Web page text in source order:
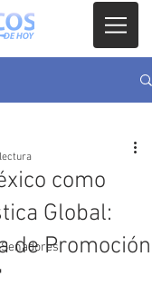
como
Global:
de Promoción